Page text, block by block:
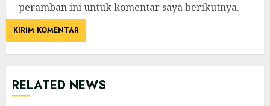
peramban ini untuk komentar saya berikutnya.
RELATED NEWS